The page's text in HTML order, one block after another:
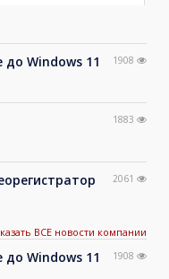
до Windows 11 1908
1883
2061
ВСЕ новости компании
до Windows 11 1908